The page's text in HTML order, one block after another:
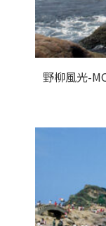
野柳風光-